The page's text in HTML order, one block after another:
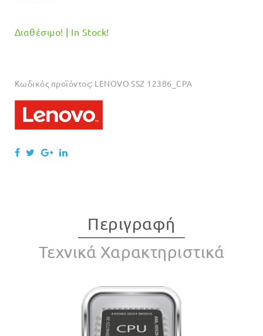
Διαθέσιμο! | In Stock!
Κωδικός προϊόντος: LENOVO SSZ 12386_CPA
Περιγραφή
Τεχνικά Χαρακτηριστικά